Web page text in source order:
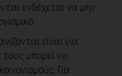
ενδέχεται να μην
είναι για
μπορεί να
Για